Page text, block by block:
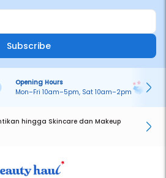
Subscribe
Opening Hours
Mon–Fri 10am–5pm, Sat 10am–2pm
hingga Skincare dan Makeup